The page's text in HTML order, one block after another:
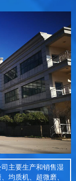
主要生产和销售湿
均质机、超微磨、